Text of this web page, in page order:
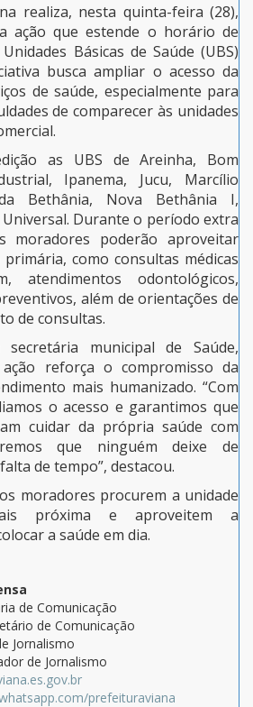
realiza, nesta quinta-feira (28),
ação que estende o horário de
Básicas de Saúde (UBS)
busca ampliar o acesso da
de saúde, especialmente para
de comparecer às unidades
as UBS de Areinha, Bom
Ipanema, Jucu, Marcílio
Bethânia, Nova Bethânia I,
Universal. Durante o período extra
moradores poderão aproveitar
como consultas médicas
atendimentos odontológicos,
além de orientações de
de consultas.
municipal de Saúde,
reforça o compromisso da
mais humanizado. “Com
o acesso e garantimos que
cuidar da própria saúde com
que ninguém deixe de
de tempo”, destacou.
moradores procurem a unidade
próxima e aproveitem a
a saúde em dia.
de Comunicação
de Comunicação
Jornalismo
de Jornalismo
prefeituraviana